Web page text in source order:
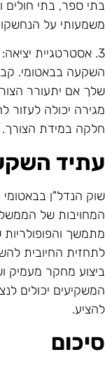
ספר, בתי חולים
על
3. אסטרטגיית
בבאטומי.
אם יתעורר
יכולה לעזור
במידת הצורך.
הנדל"ן
של
והפופולריות
החיובית
מחקר מעמיק
יכולים